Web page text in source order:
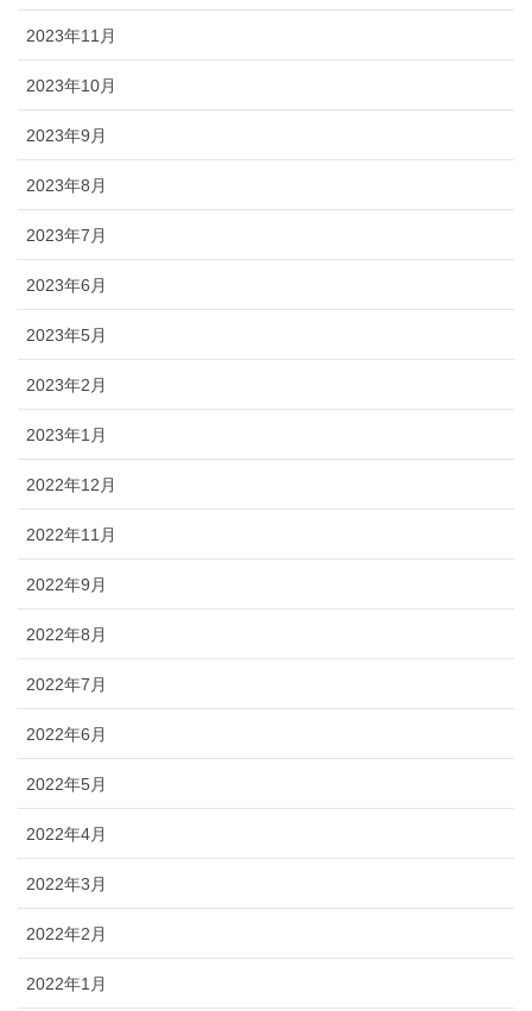
2023年11月
2023年10月
2023年9月
2023年8月
2023年7月
2023年6月
2023年5月
2023年2月
2023年1月
2022年12月
2022年11月
2022年9月
2022年8月
2022年7月
2022年6月
2022年5月
2022年4月
2022年3月
2022年2月
2022年1月